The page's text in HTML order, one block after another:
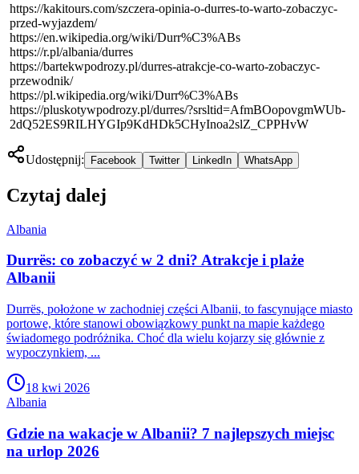
https://kakitours.com/szczera-opinia-o-durres-to-warto-zobaczyc-
przed-wyjazdem/
https://en.wikipedia.org/wiki/Durr%C3%ABs
https://r.pl/albania/durres
https://bartekwpodrozy.pl/durres-atrakcje-co-warto-zobaczyc-
przewodnik/
https://pl.wikipedia.org/wiki/Durr%C3%ABs
https://pluskotywpodrozy.pl/durres/?srsltid=AfmBOopovgmWUb-
2dQ52ES9RILHYGIp9KdHDk5CHyInoa2slZ_CPPHvW
Udostępnij: Facebook Twitter LinkedIn WhatsApp
Czytaj dalej
Albania
Durrës: co zobaczyć w 2 dni? Atrakcje i plaże
Albanii
Durrës, położone w zachodniej części Albanii, to fascynujące miasto
portowe, które stanowi obowiązkowy punkt na mapie każdego
świadomego podróżnika. Choć dla wielu kojarzy się głównie z
wypoczynkiem, ...
18 kwi 2026
Albania
Gdzie na wakacje w Albanii? 7 najlepszych miejsc
na urlop 2026